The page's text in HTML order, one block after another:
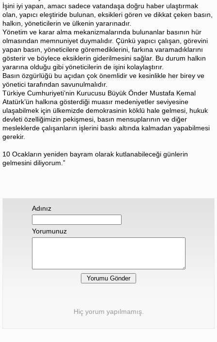
İşini iyi yapan, amacı sadece vatandaşa doğru haber ulaştırmak
olan, yapıcı eleştiride bulunan, eksikleri gören ve dikkat çeken basın,
halkın, yöneticilerin ve ülkenin yararınadır.
Yönetim ve karar alma mekanizmalarında bulunanlar basının hür
olmasından memnuniyet duymalıdır. Çünkü yapıcı çalışan, görevini
yapan basın, yöneticilere göremediklerini, farkına varamadıklarını
gösterir ve böylece eksiklerin giderilmesini sağlar. Bu durum halkın
yararına olduğu gibi yöneticilerin de işini kolaylaştırır.
Basın özgürlüğü bu açıdan çok önemlidir ve kesinlikle her birey ve
yönetici tarafından savunulmalıdır.
Türkiye Cumhuriyeti’nin Kurucusu Büyük Önder Mustafa Kemal
Atatürk’ün halkına gösterdiği muasır medeniyetler seviyesine
ulaşabilmek için ülkemizde demokrasinin köklü hale gelmesi, hukuk
devleti özelliğimizin pekişmesi, basın mensuplarının ve diğer
mesleklerde çalışanların işlerini baskı altında kalmadan yapabilmesi
gerekir.
10 Ocakların yeniden bayram olarak kutlanabileceği günlerin
gelmesini diliyorum.”
Adınız
Yorumunuz
Hiç yorum yapılmamış.